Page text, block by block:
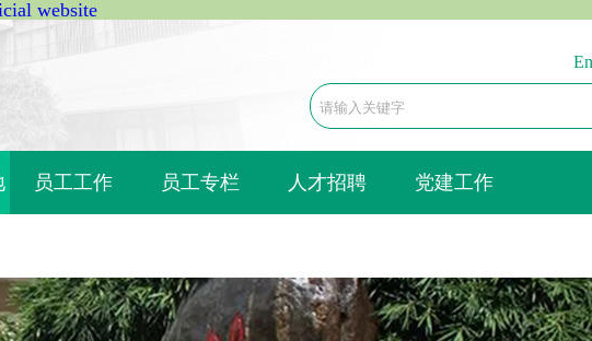
website
员工工作 员工专栏 人才招聘 党建工作